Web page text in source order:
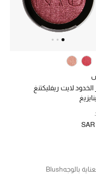
الخدود لايت ريفليكتنغ
SAR
بالوجهBlush